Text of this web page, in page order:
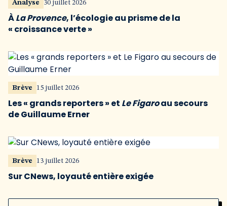
Analyse 30 juillet 2026
ÀLa Provence, l’écologie au prisme de la
« croissance verte »
Brève 15 juillet 2026
Les « grands reporters » et Le Figaroau secours
de Guillaume Erner
Brève 13 juillet 2026
Sur CNews, loyauté entière exigée